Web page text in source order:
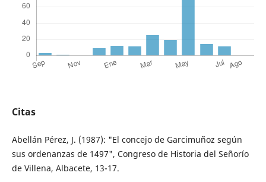
Citas
Abellán Pérez, J. (1987): "El concejo de Garcimuñoz según
sus ordenanzas de 1497", Congreso de Historia del Señorío
de Villena, Albacete, 13-17.